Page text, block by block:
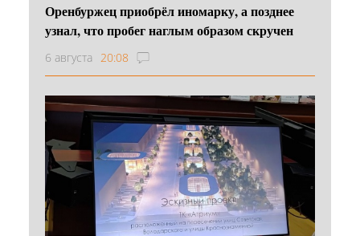
Оренбуржец приобрёл иномарку, а позднее
узнал, что пробег наглым образом скручен
6 августа 20:08